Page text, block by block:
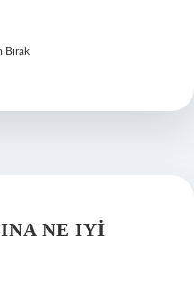
Bırak
NE IYI